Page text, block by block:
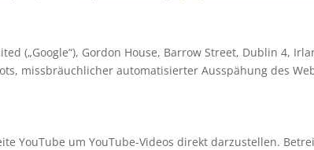
(„Google“), Gordon House, Barrow Street, Dublin 4,
missbräuchlicher automatisierter Ausspähung des
YouTube um YouTube-Videos direkt darzustellen.